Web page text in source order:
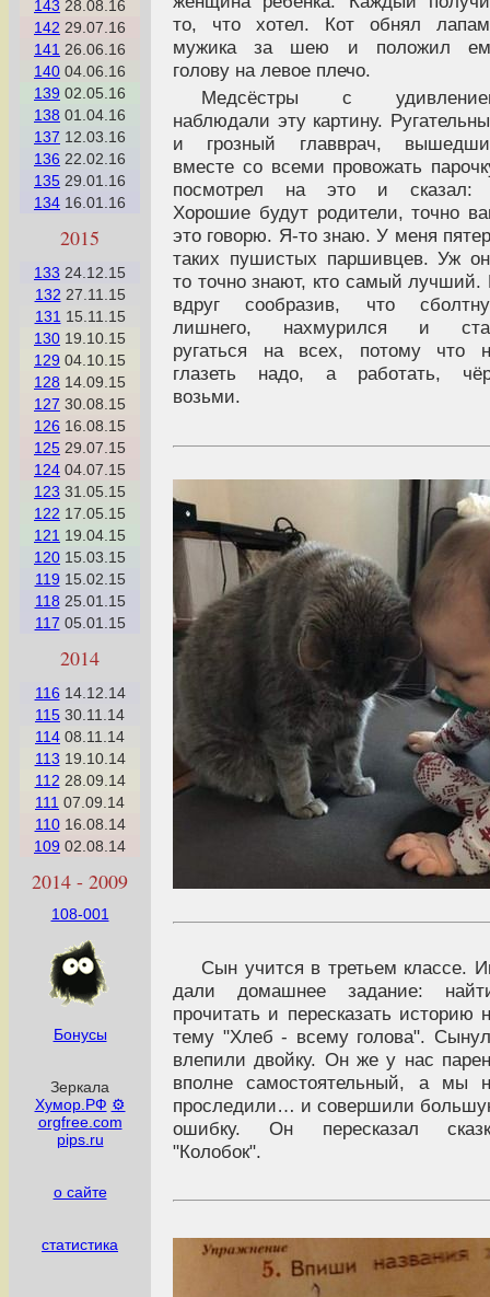
143 28.08.16
142 29.07.16
141 26.06.16
140 04.06.16
139 02.05.16
138 01.04.16
137 12.03.16
136 22.02.16
135 29.01.16
134 16.01.16
2015
133 24.12.15
132 27.11.15
131 15.11.15
130 19.10.15
129 04.10.15
128 14.09.15
127 30.08.15
126 16.08.15
125 29.07.15
124 04.07.15
123 31.05.15
122 17.05.15
121 19.04.15
120 15.03.15
119 15.02.15
118 25.01.15
117 05.01.15
2014
116 14.12.14
115 30.11.14
114 08.11.14
113 19.10.14
112 28.09.14
111 07.09.14
11016.08.14
109 02.08.14
2014 - 2009
108-001
Бонусы
Зеркала
Хумор.РФ ⚙
orgfree.com
pips.ru
о сайте
статистика
то, что хотел. Кот обнял
мужика за шею и положил
голову на левое плечо.
Медсёстры с
наблюдали эту картину.
и грозный главврач,
вместе со всеми провожать
посмотрел на это и сказал:
Хорошие будут родители, точно
это говорю. Я-то знаю. У меня
таких пушистых паршивцев. Уж
то точно знают, кто самый лучший.
вдруг сообразив, что
лишнего, нахмурился и
ругаться на всех, потому что
глазеть надо, а работать,
возьми.
Сын учится в третьем классе.
дали домашнее задание:
прочитать и пересказать историю
тему "Хлеб - всему голова".
влепили двойку. Он же у нас
вполне самостоятельный, а мы
проследили… и совершили
ошибку. Он пересказал
"Колобок".